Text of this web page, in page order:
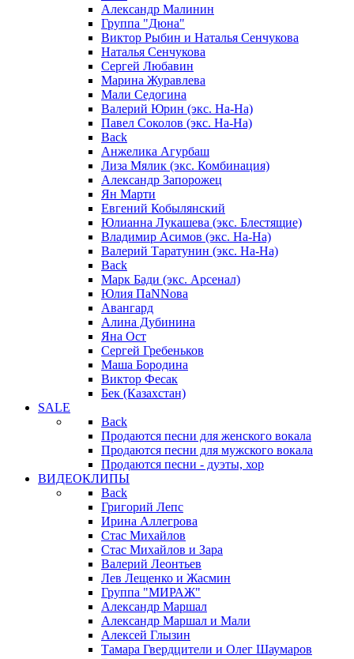
Александр Малинин
Группа "Дюна"
Виктор Рыбин и Наталья Сенчукова
Наталья Сенчукова
Сергей Любавин
Марина Журавлева
Мали Седогина
Валерий Юрин (экс. На-На)
Павел Соколов (экс. На-На)
Back
Анжелика Агурбаш
Лиза Мялик (экс. Комбинация)
Александр Запорожец
Ян Марти
Евгений Кобылянский
Юлианна Лукашева (экс. Блестящие)
Владимир Асимов (экс. На-На)
Валерий Таратунин (экс. На-На)
Back
Марк Бади (экс. Арсенал)
Юлия ПаNNова
Авангард
Алина Дубинина
Яна Ост
Сергей Гребеньков
Маша Бородина
Виктор Фесак
Бек (Казахстан)
SALE
Back
Продаются песни для женского вокала
Продаются песни для мужского вокала
Продаются песни - дуэты, хор
ВИДЕОКЛИПЫ
Back
Григорий Лепс
Ирина Аллегрова
Стас Михайлов
Стас Михайлов и Зара
Валерий Леонтьев
Лев Лещенко и Жасмин
Группа "МИРАЖ"
Александр Маршал
Александр Маршал и Мали
Алексей Глызин
Тамара Гвердцители и Олег Шаумаров